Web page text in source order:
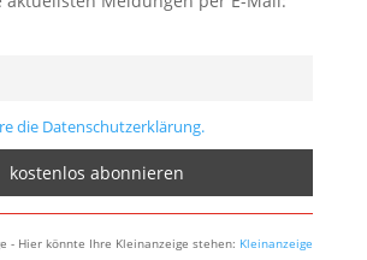
die Datenschutzerklärung.
- Hier könnte Ihre Kleinanzeige stehen: Kleinanzeige